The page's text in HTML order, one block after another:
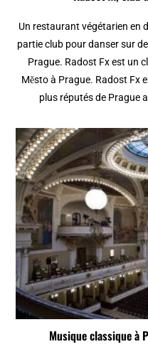
Un restaurant végétarien en
partie club pour danser sur
Prague. Radost Fx est un
Město à Prague. Radost Fx
plus réputés de Prague
Musique classique à